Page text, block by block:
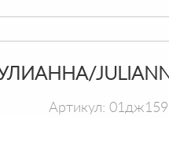
Артикул: